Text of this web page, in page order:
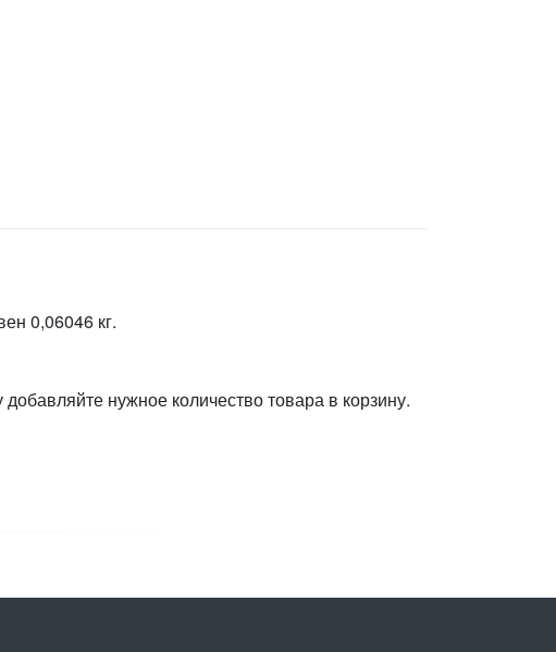
0,06046 кг.
нужное количество товара в корзину.